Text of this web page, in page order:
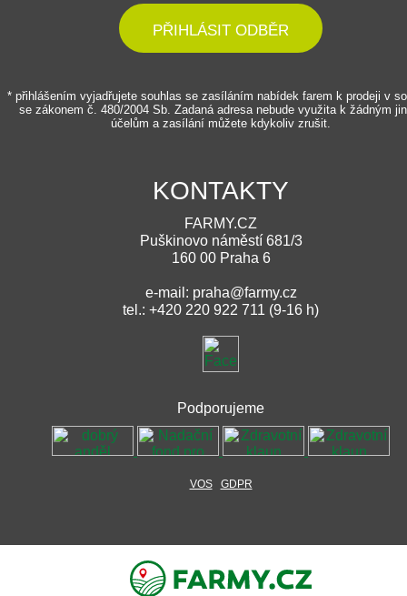
PŘIHLÁSIT ODBĚR
* přihlášením vyjadřujete souhlas se zasíláním nabídek farem k prodeji v
se zákonem č. 480/2004 Sb. Zadaná adresa nebude využita k žádným
účelům a zasílání můžete kdykoliv zrušit.
KONTAKTY
FARMY.CZ
Puškinovo náměstí 681/3
160 00 Praha 6
e-mail: praha@farmy.cz
tel.: +420 220 922 711 (9-16 h)
Podporujeme
VOS GDPR